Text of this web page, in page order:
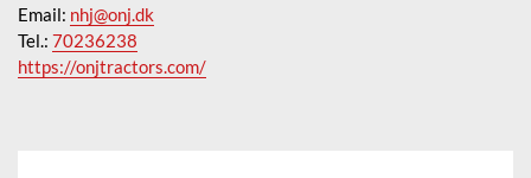
Email: nhj@onj.dk
Tel.: 70236238
https://onjtractors.com/